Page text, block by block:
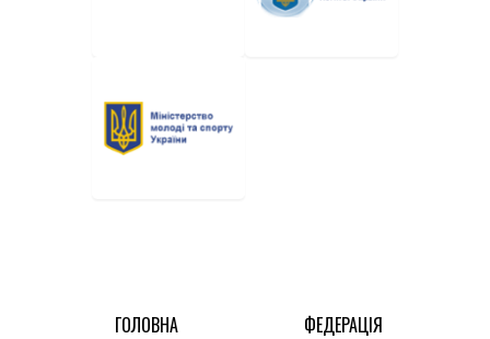
ГОЛОВНА ФЕДЕРАЦІЯ